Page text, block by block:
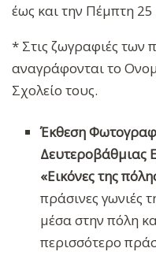
έως και την Πέμπτη 25
* Στις ζωγραφιές των
αναγράφονται το
Σχολείο τους.
Έκθεση
Δευτεροβάθμιας
«Εικόνες της
πράσινες γωνιές
μέσα στην πόλη
περισσότερο